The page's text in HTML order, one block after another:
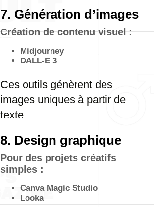
7. Génération d’images
Création de contenu visuel :
Midjourney
DALL-E 3
Ces outils génèrent des
images uniques à partir de
texte.
8. Design graphique
Pour des projets créatifs
simples :
Canva Magic Studio
Looka